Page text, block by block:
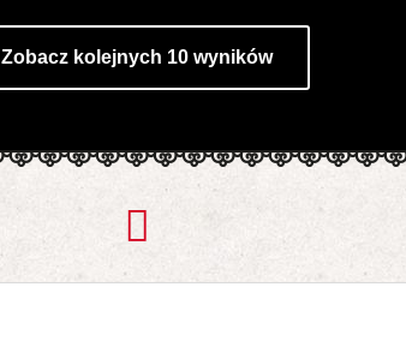
Zobacz kolejnych 10 wyników